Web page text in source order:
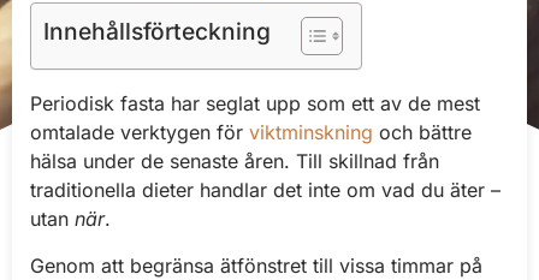
Innehållsförteckning
Periodisk fasta har seglat upp som ett av de mest
omtalade verktygen för viktminskning och bättre
hälsa under de senaste åren. Till skillnad från
traditionella dieter handlar det inte om vad du äter –
utan när.
Genom att begränsa ätfönstret till vissa timmar på